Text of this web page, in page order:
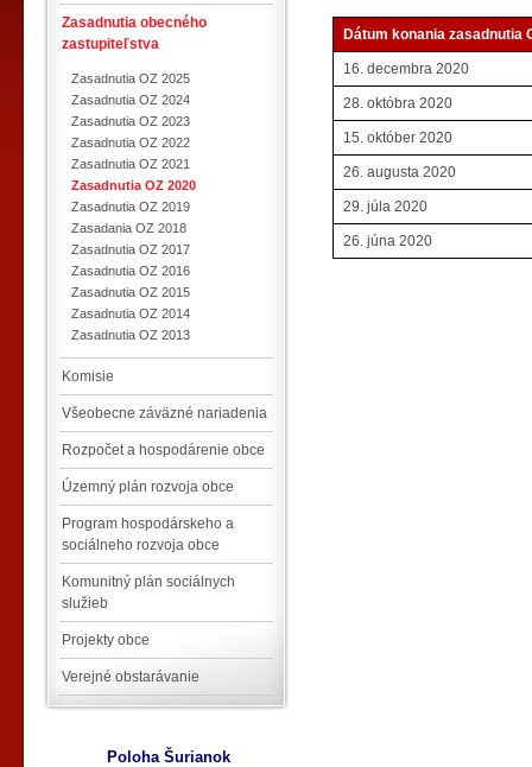
Zasadnutia obecného
zastupiteľstva
Zasadnutia OZ 2025
Zasadnutia OZ 2024
Zasadnutia OZ 2023
Zasadnutia OZ 2022
Zasadnutia OZ 2021
Zasadnutia OZ 2020
Zasadnutia OZ 2019
Zasadania OZ 2018
Zasadnutia OZ 2017
Zasadnutia OZ 2016
Zasadnutia OZ 2015
Zasadnutia OZ 2014
Zasadnutia OZ 2013
Komisie
Všeobecne záväzné nariadenia
Rozpočet a hospodárenie obce
Územný plán rozvoja obce
Program hospodárskeho a
sociálneho rozvoja obce
Komunitný plán sociálnych
služieb
Projekty obce
Verejné obstarávanie
Poloha Šurianok
Dátum konania zasadnutia
16. decembra 2020
28. októbra 2020
15. október 2020
26. augusta 2020
29. júla 2020
26. júna 2020